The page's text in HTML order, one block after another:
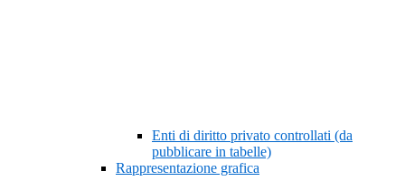
Enti di diritto privato controllati (da
pubblicare in tabelle)
Rappresentazione grafica